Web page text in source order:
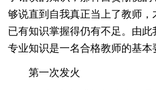
够说直到自我真正当上了教师
已有知识掌握得仍有不足。由
专业知识是一名合格教师的基本
第一次发火